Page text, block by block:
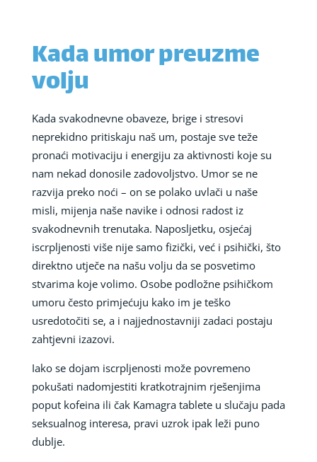
Kada umor preuzme
volju
Kada svakodnevne obaveze, brige i stresovi
neprekidno pritiskaju naš um, postaje sve teže
pronaći motivaciju i energiju za aktivnosti koje su
nam nekad donosile zadovoljstvo. Umor se ne
razvija preko noći – on se polako uvlači u naše
misli, mijenja naše navike i odnosi radost iz
svakodnevnih trenutaka. Naposljetku, osjećaj
iscrpljenosti više nije samo fizički, već i psihički, što
direktno utječe na našu volju da se posvetimo
stvarima koje volimo. Osobe podložne psihičkom
umoru često primjećuju kako im je teško
usredotočiti se, a i najjednostavniji zadaci postaju
zahtjevni izazovi.
Iako se dojam iscrpljenosti može povremeno
pokušati nadomjestiti kratkotrajnim rješenjima
poput kofeina ili čak Kamagra tablete u slučaju pada
seksualnog interesa, pravi uzrok ipak leži puno
dublje.